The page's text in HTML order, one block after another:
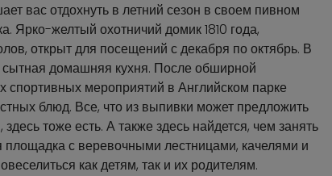
вас отдохнуть в летний сезон в своем пивном
Ярко-желтый охотничий домик 1810 года,
открыт для посещений с декабря по октябрь. В
домашняя кухня. После обширной
спортивных мероприятий в Английском парке
блюд. Все, что из выпивки может предложить
тоже есть. А также здесь найдется, чем занять
площадка с веревочными лестницами, качелями и
как детям, так и их родителям.